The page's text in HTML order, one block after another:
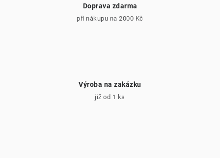
Doprava zdarma
při nákupu na 2000 Kč
Výroba na zakázku
již od 1 ks